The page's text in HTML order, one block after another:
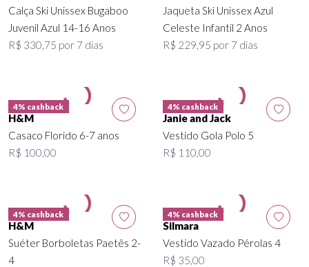
Calça Ski Unissex Bugaboo
Juvenil Azul 14-16 Anos
R$ 330,75 por 7 dias
Jaqueta Ski Unissex Azul
Celeste Infantil 2 Anos
R$ 229,95 por 7 dias
4% cashback
H&M
Casaco Florido 6-7 anos
R$ 100,00
4% cashback
Janie and Jack
Vestido Gola Polo 5
R$ 110,00
4% cashback
H&M
Suéter Borboletas Paetês 2-
4
4% cashback
Silmara
Vestido Vazado Pérolas 4
R$ 35,00